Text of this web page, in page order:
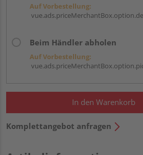
Auf Vorbestellung:
Beim Händler abholen
Auf Vorbestellung:
In den Warenkorb
Komplettangebot anfragen